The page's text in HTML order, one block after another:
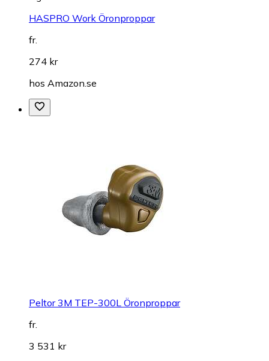
HASPRO Work Öronproppar
fr.
274 kr
hos Amazon.se
Peltor 3M TEP-300L Öronproppar
fr.
3 531 kr